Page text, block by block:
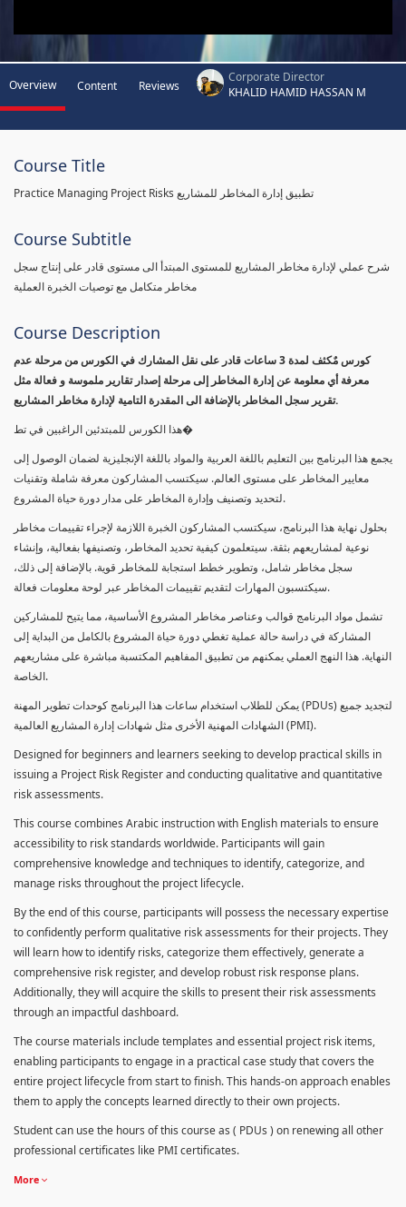
Overview Content Reviews
Corporate Director
KHALID HAMID HASSAN M
Course Title
Practice Managing Project Risks تطبيق إدارة المخاطر للمشاريع
Course Subtitle
شرح عملي لإدارة مخاطر المشاريع للمستوى المبتدأ الى مستوى قادر على إنتاج سجل
مخاطر متكامل مع توصيات الخبرة العملية
Course Description
كورس مٌكثف لمدة 3 ساعات قادر على نقل المشارك في الكورس من مرحلة عدم
معرفة أي معلومة عن إدارة المخاطر إلى مرحلة إصدار تقارير ملموسة و فعالة مثل
تقرير سجل المخاطر بالإضافة الى المقدرة التامية لإدارة مخاطر المشاريع.
هذا الكورس للمبتدئين الراغبين في تط�
يجمع هذا البرنامج بين التعليم باللغة العربية والمواد باللغة الإنجليزية لضمان الوصول إلى
معايير المخاطر على مستوى العالم. سيكتسب المشاركون معرفة شاملة وتقنيات
لتحديد وتصنيف وإدارة المخاطر على مدار دورة حياة المشروع.
بحلول نهاية هذا البرنامج، سيكتسب المشاركون الخبرة اللازمة لإجراء تقييمات مخاطر
نوعية لمشاريعهم بثقة. سيتعلمون كيفية تحديد المخاطر، وتصنيفها بفعالية، وإنشاء
سجل مخاطر شامل، وتطوير خطط استجابة للمخاطر قوية. بالإضافة إلى ذلك،
سيكتسبون المهارات لتقديم تقييمات المخاطر عبر لوحة معلومات فعالة.
تشمل مواد البرنامج قوالب وعناصر مخاطر المشروع الأساسية، مما يتيح للمشاركين
المشاركة في دراسة حالة عملية تغطي دورة حياة المشروع بالكامل من البداية إلى
النهاية. هذا النهج العملي يمكنهم من تطبيق المفاهيم المكتسبة مباشرة على مشاريعهم
الخاصة.
يمكن للطلاب استخدام ساعات هذا البرنامج كوحدات تطوير المهنة (PDUs) لتجديد جميع
الشهادات المهنية الأخرى مثل شهادات إدارة المشاريع العالمية (PMI).
Designed for beginners and learners seeking to develop practical skills in
issuing a Project Risk Register and conducting qualitative and quantitative
risk assessments.
This course combines Arabic instruction with English materials to ensure
accessibility to risk standards worldwide. Participants will gain
comprehensive knowledge and techniques to identify, categorize, and
manage risks throughout the project lifecycle.
By the end of this course, participants will possess the necessary expertise
to confidently perform qualitative risk assessments for their projects. They
will learn how to identify risks, categorize them effectively, generate a
comprehensive risk register, and develop robust risk response plans.
Additionally, they will acquire the skills to present their risk assessments
through an impactful dashboard.
The course materials include templates and essential project risk items,
enabling participants to engage in a practical case study that covers the
entire project lifecycle from start to finish. This hands-on approach enables
them to apply the concepts learned directly to their own projects.
Student can use the hours of this course as ( PDUs ) on renewing all other
professional certificates like PMI certificates.
More